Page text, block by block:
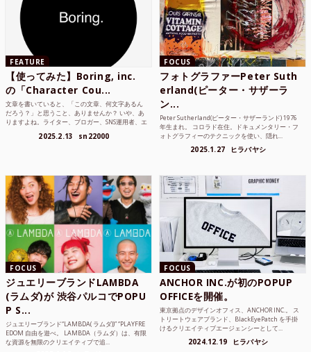
FEATURE
【使ってみた】Boring, inc.
の「Character Cou...
文章を書いていると、「この文章、何文字あるん
だろう？」と思うこと、ありませんか？ いや、あ
りますよね。ライター、ブロガー、SNS運用者、エ
2025.2.13 sn22000
FOCUS
フォトグラファーPeter Suth
erland(ピーター・サザーラ
ン...
Peter Sutherland(ピーター・サザーランド) 1976
年生まれ。 コロラド在住。ドキュメンタリー・フ
ォトグラフィーのテクニックを使い、隠れ...
2025.1.27 ヒラバヤシ
FOCUS
ジュエリーブランドLAMBDA
(ラムダ)が 渋谷パルコでPOPU
P S...
ジュエリーブランド“LAMBDA( ラムダ))” “PLAYFRE
EDOM 自由を遊べ。 LAMBDA（ラムダ）は、有限
な資源を無限のクリエイティブで追...
FOCUS
ANCHOR INC.が初のPOPUP
OFFICEを開催。
東京拠点のデザインオフィス、ANCHOR INC.。 ス
トリートウェアブランド、BlackEyePatch を手掛
けるクリエイティブエージェンシーとして...
2024.12.19 ヒラバヤシ